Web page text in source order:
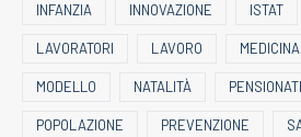
INFANZIA INNOVAZIONE ISTAT
LAVORATORI LAVORO MEDICINA
MODELLO NATALITÀ PENSIONATI
POPOLAZIONE PREVENZIONE